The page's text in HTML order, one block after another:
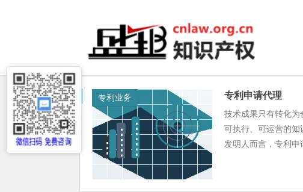
专利业务 专利申请代理
技术成果只有转化为
可执行、可运营的知
发明人而言，专利申